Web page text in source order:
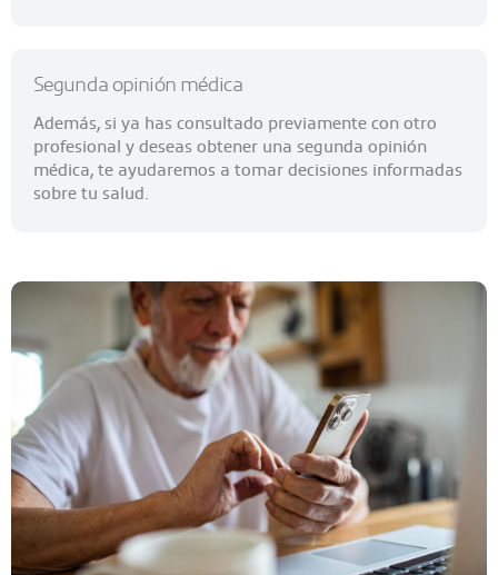
Segunda opinión médica
Además, si ya has consultado previamente con otro
profesional y deseas obtener una segunda opinión
médica, te ayudaremos a tomar decisiones informadas
sobre tu salud.